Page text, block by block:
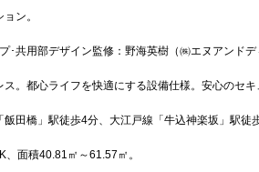
ン。
･共用部デザイン監修：野海英樹（㈱エヌアンドデ
。都心ライフを快適にする設備仕様。安心のセキ
田橋」駅徒歩4分、大江戸線「牛込神楽坂」駅徒
面積40.81㎡～61.57㎡。